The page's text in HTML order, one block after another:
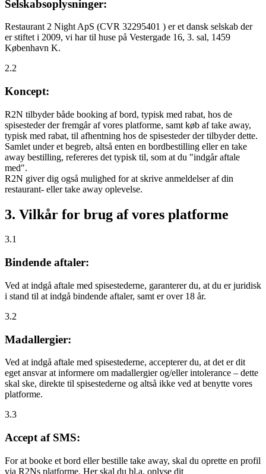
Selskabsoplysninger:
Restaurant 2 Night ApS (CVR 32295401 ) er et dansk selskab der
er stiftet i 2009, vi har til huse på Vestergade 16, 3. sal, 1459
København K.
2.2
Koncept:
R2N tilbyder både booking af bord, typisk med rabat, hos de
spisesteder der fremgår af vores platforme, samt køb af take away,
typisk med rabat, til afhentning hos de spisesteder der tilbyder dette.
Samlet under et begreb, altså enten en bordbestilling eller en take
away bestilling, refereres det typisk til, som at du "indgår aftale
med".
R2N giver dig også mulighed for at skrive anmeldelser af din
restaurant- eller take away oplevelse.
3. Vilkår for brug af vores platforme
3.1
Bindende aftaler:
Ved at indgå aftale med spisestederne, garanterer du, at du er juridisk
i stand til at indgå bindende aftaler, samt er over 18 år.
3.2
Madallergier:
Ved at indgå aftale med spisestederne, accepterer du, at det er dit
eget ansvar at informere om madallergier og/eller intolerance – dette
skal ske, direkte til spisestederne og altså ikke ved at benytte vores
platforme.
3.3
Accept af SMS:
For at booke et bord eller bestille take away, skal du oprette en profil
via R2Ns platforme. Her skal du bl.a. oplyse dit